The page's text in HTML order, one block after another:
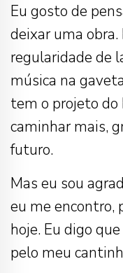
Eu gosto de
deixar uma obra.
regularidade de
música na
tem o projeto do
caminhar mais,
futuro.
Mas eu sou
eu me encontro,
hoje. Eu digo
pelo meu